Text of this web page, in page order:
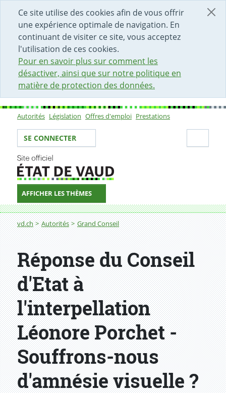
Ce site utilise des cookies afin de vous offrir
une expérience optimale de navigation. En
continuant de visiter ce site, vous acceptez
l'utilisation de ces cookies.
Pour en savoir plus sur comment les
désactiver, ainsi que sur notre politique en
matière de protection des données.
DÉBUT DU CONTENU DE LA PAGE
ACCÈS AU CHAMP DE RECHERCHE
PAGE D'ACCUEIL
FORMULAIRE DE CONTACT
Sous-navigation
Autorités Législation Offres d'emploi Prestations
Votre identité
SE CONNECTER
AFFICHER LES THÈMES
Fil d'Ariane
vd.ch Autorités Grand Conseil
Réponse du Conseil
d'Etat à
l'interpellation
Léonore Porchet -
Souffrons-nous
d'amnésie visuelle ?